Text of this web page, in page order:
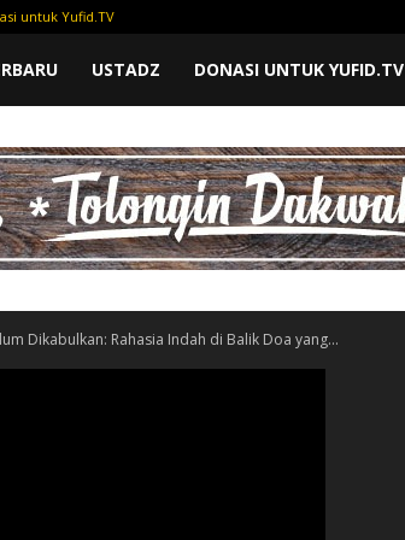
untuk Yufid.TV
USTADZ DONASI UNTUK YUFID.TV
Dikabulkan: Rahasia Indah di Balik Doa yang...